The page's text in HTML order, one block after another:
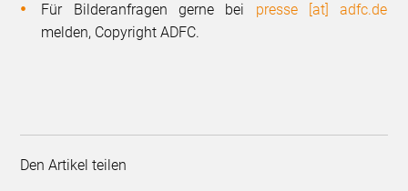
Für Bilderanfragen gerne bei presse [at] adfc.de
melden, Copyright ADFC.
Den Artikel teilen